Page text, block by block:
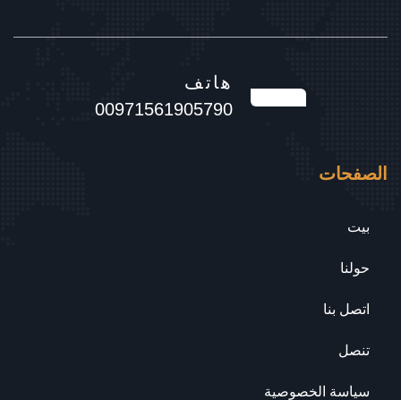
هاتف
00971561905790
الصفحات
بيت
حولنا
اتصل بنا
تنصل
سياسة الخصوصية